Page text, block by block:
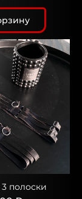
полоски